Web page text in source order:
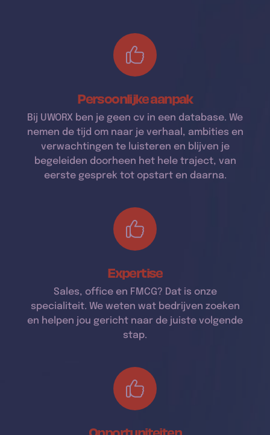
Persoonlijke aanpak
Bij UWORX ben je geen cv in een database. We
nemen de tijd om naar je verhaal, ambities en
verwachtingen te luisteren en blijven je
begeleiden doorheen het hele traject, van
eerste gesprek tot opstart en daarna.
Expertise
Sales, office en FMCG? Dat is onze
specialiteit. We weten wat bedrijven zoeken
en helpen jou gericht naar de juiste volgende
stap.